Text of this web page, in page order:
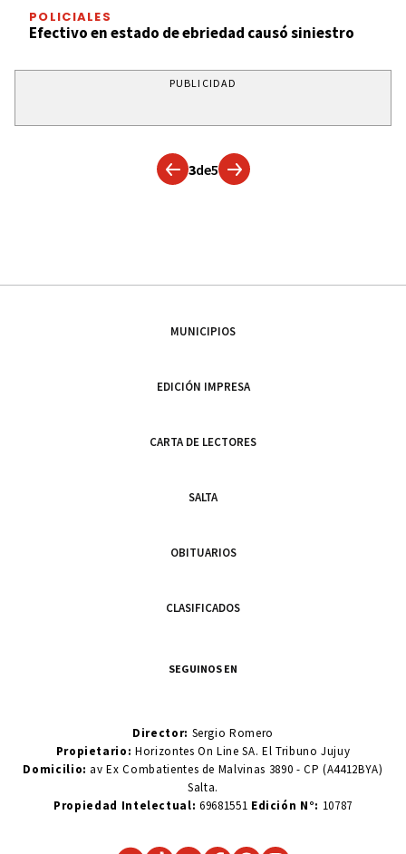
POLICIALES
Efectivo en estado de ebriedad causó siniestro
PUBLICIDAD
3de5
MUNICIPIOS
EDICIÓN IMPRESA
CARTA DE LECTORES
SALTA
OBITUARIOS
CLASIFICADOS
SEGUINOS EN
Director: Sergio Romero
Propietario:Horizontes On Line SA. El Tribuno Jujuy
Domicilio: av Ex Combatientes de Malvinas 3890 - CP (A4412BYA)
Salta.
Propiedad Intelectual: 69681551 Edición N°: 10787